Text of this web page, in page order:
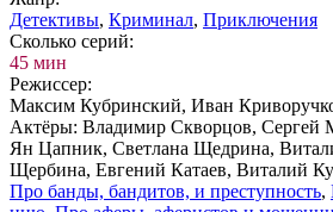
Де­тек­ти­вы, Кри­ми­нал, При­клю­че­ния
Сколь­ко се­рий:
45 мин
Ре­жис­сер:
Максим Кубринский, Иван
Ак­тё­ры: Владимир Скворцов, Сергей
Ян Цапник, Светлана Щедрина,
Щербина, Евгений Катаев, Виталий
Про бан­ды, бан­ди­тов, и пре­ступ­ность,